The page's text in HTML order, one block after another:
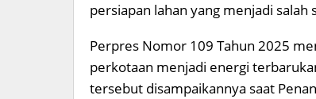
persiapan lahan yang menjadi
Perpres Nomor 109 Tahun 2025
perkotaan menjadi energi
tersebut disampaikannya saat